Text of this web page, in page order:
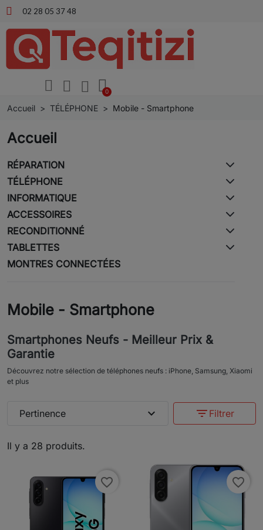
02 28 05 37 48
Accueil TÉLÉPHONE Mobile - Smartphone
Accueil
RÉPARATION
TÉLÉPHONE
INFORMATIQUE
ACCESSOIRES
RECONDITIONNÉ
TABLETTES
MONTRES CONNECTÉES
Mobile - Smartphone
Smartphones Neufs - Meilleur Prix &
Garantie
Découvrez notre sélection de téléphones neufs : iPhone, Samsung, Xiaomi
et plus
Il y a 28 produits.
Pertinence expand_more filter_list Filtrer
favorite_border favorite_border